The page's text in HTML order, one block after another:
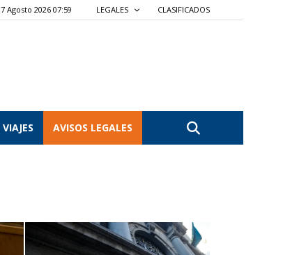
7 Agosto 2026 07:59 LEGALES CLASIFICADOS
VIAJES AVISOS LEGALES